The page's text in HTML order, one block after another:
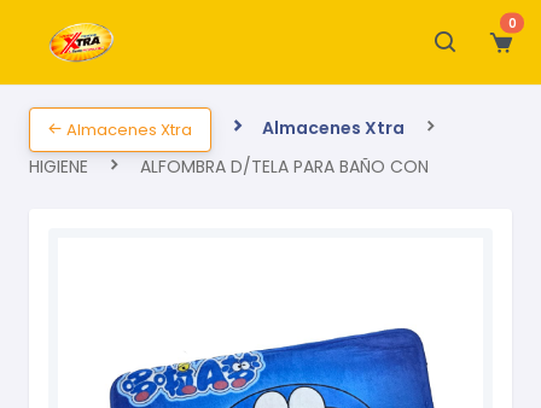
0
Almacenes Xtra
Almacenes Xtra
HIGIENE
ALFOMBRA D/TELA PARA BAÑO CON